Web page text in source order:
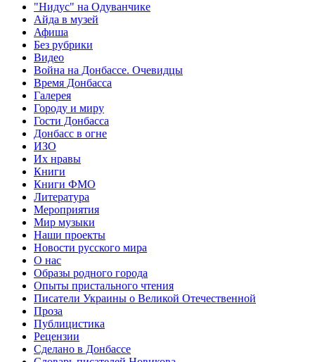
"Нидус" на Одуванчике
Айда в музей
Афиша
Без рубрики
Видео
Война на Донбассе. Очевидцы
Время Донбасса
Галерея
Городу и миру
Гости Донбасса
Донбасс в огне
ИЗО
Их нравы
Книги
Книги ФМО
Литература
Мероприятия
Мир музыки
Наши проекты
Новости русского мира
О нас
Образы родного города
Опыты пристального чтения
Писатели Украины о Великой Отечественной
Проза
Публицистика
Рецензии
Сделано в Донбассе